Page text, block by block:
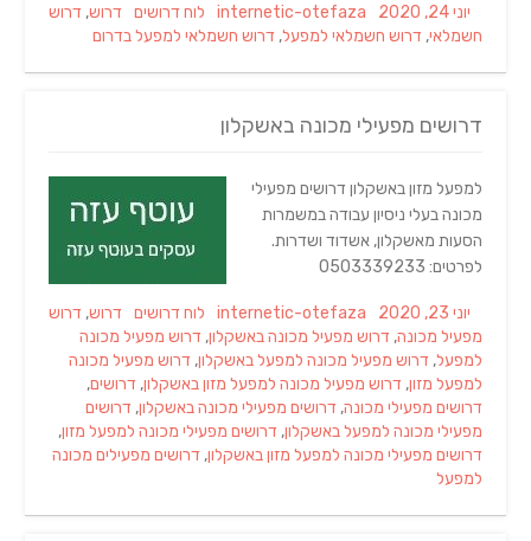
Posted
on
יוני 24, 2020 Author
internetic-otefaza
Categories
לוח דרושים Tags
דרוש, דרוש
חשמלאי, דרוש חשמלאי למפעל, דרוש חשמלאי למפעל בדרום
דרושים מפעילי מכונה באשקלון
למפעל מזון באשקלון דרושים מפעילי
מכונה בעלי ניסיון עבודה במשמרות
הסעות מאשקלון, אשדוד ושדרות.
לפרטים: 0503339233
Posted
on
יוני 23, 2020 Author
internetic-otefaza
Categories
לוח דרושים Tags
דרוש, דרוש
מפעיל מכונה, דרוש מפעיל מכונה באשקלון, דרוש מפעיל מכונה
למפעל, דרוש מפעיל מכונה למפעל באשקלון, דרוש מפעיל מכונה
למפעל מזון, דרוש מפעיל מכונה למפעל מזון באשקלון, דרושים,
דרושים מפעילי מכונה, דרושים מפעילי מכונה באשקלון, דרושים
מפעילי מכונה למפעל באשקלון, דרושים מפעילי מכונה למפעל מזון,
דרושים מפעילי מכונה למפעל מזון באשקלון, דרושים מפעילים מכונה
למפעל